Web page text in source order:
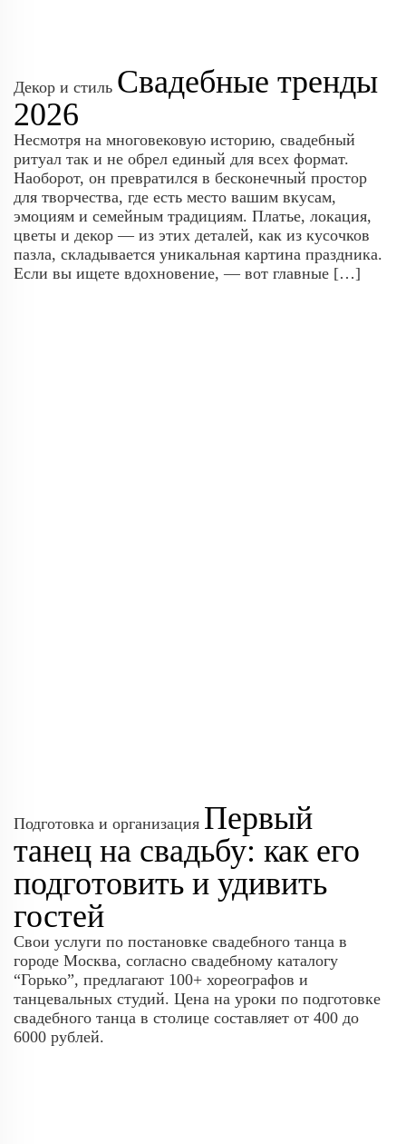
Декор и стиль Свадебные тренды
2026
Несмотря на многовековую историю, свадебный
ритуал так и не обрел единый для всех формат.
Наоборот, он превратился в бесконечный простор
для творчества, где есть место вашим вкусам,
эмоциям и семейным традициям. Платье, локация,
цветы и декор — из этих деталей, как из кусочков
пазла, складывается уникальная картина праздника.
Если вы ищете вдохновение, — вот главные […]
Подготовка и организация Первый
танец на свадьбу: как его
подготовить и удивить
гостей
Свои услуги по постановке свадебного танца в
городе Москва, согласно свадебному каталогу
“Горько”, предлагают 100+ хореографов и
танцевальных студий. Цена на уроки по подготовке
свадебного танца в столице составляет от 400 до
6000 рублей.